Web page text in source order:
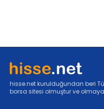
hisse.net kurulduğundan beri
borsa sitesi olmuştur ve